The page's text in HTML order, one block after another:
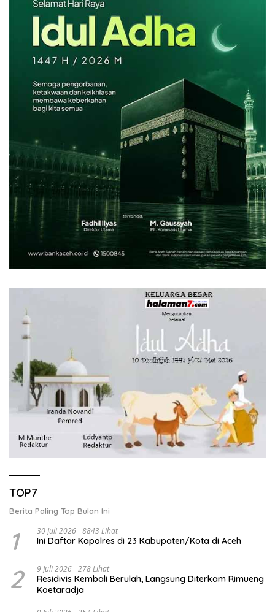
TOP7
Berita Paling Top Bulan Ini
1 30 Juli 2026 8843 Lihat
Ini Daftar Kapolres di 23 Kabupaten/Kota di Aceh
2 9 Juli 2026 278 Lihat
Residivis Kembali Berulah, Langsung Diterkam Rimueng
Koetaradja